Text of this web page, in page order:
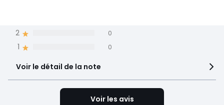
1 0
2 0
Voir le détail de la note
Voir les avis